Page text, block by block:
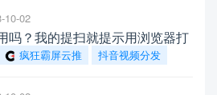
10-02
吗？我的提扫就提示用浏览器打
疯狂霸屏云推 抖音视频分发